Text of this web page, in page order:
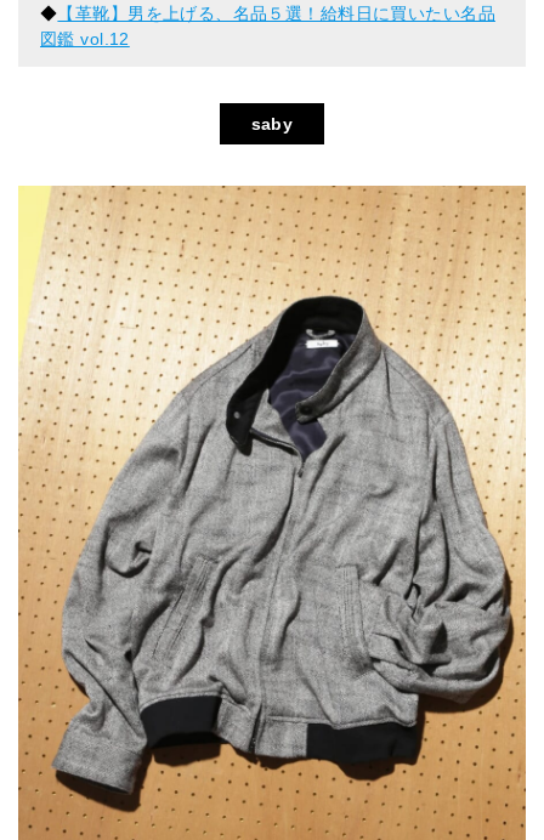
◆ 【革靴】男を上げる、名品５選！給料日に買いたい名品
図鑑 vol.12
saby